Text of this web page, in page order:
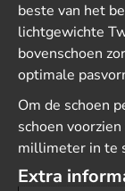
beste van het
lichtgewichte
bovenschoen
optimale
Om de schoen
schoen
millimeter in te
Extra